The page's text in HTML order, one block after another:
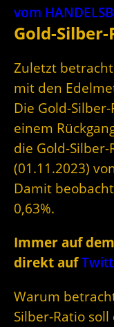
vom
Gold-
Zuletzt
mit den
Die Gold-
einem
die Gold-
(01.11.2023)
Damit
0,63%.
Immer auf
direkt auf
Warum
Silber-Ratio